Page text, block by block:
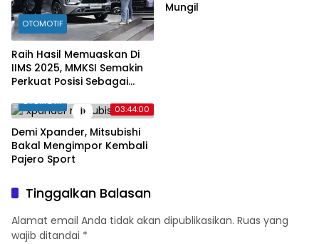
OTOMOTIF
Raih Hasil Memuaskan Di
IIMS 2025, MMKSI Semakin
Perkuat Posisi Sebagai
Terpercaya di Indonesia
Mungil
03:44:00
OTOMOTIF
Demi Xpander, Mitsubishi
Bakal Mengimpor Kembali
Pajero Sport
Tinggalkan Balasan
Alamat email Anda tidak akan dipublikasikan. Ruas yang
wajib ditandai *